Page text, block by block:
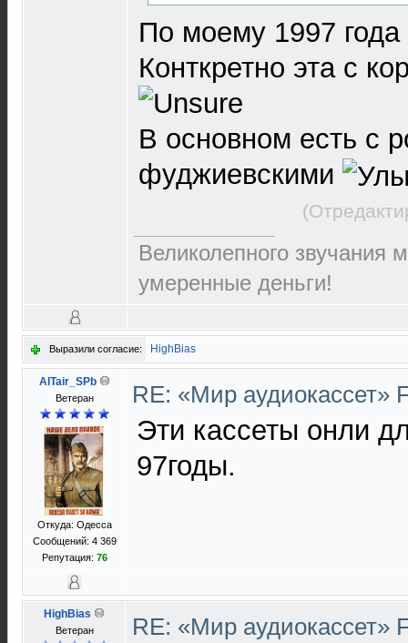
По моему 1997 года
Конткретно эта с
В основном есть с
фуджиевскими
Великолепного звучания
умеренные деньги!
Выразили согласие: HighBias
AlTair_SPb
Ветеран
Откуда: Одесса
Сообщений: 4 369
Репутация: 76
RE: «Мир аудиокассет»
Эти кассеты онли
97годы.
HighBias
Ветеран
RE: «Мир аудиокассет»